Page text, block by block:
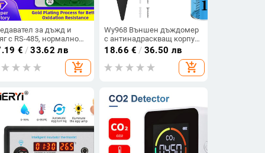
за дъжд и
с RS-485, нормално
превключвател,
нагряване,
изход, скоба
€ /33.62 лв
add_shopping_cart
Wy968 Външен дъждомер
с антинадраскващ корпус
и дизайн с тест-туба –
воден капацитет 7 ml,
тегло 230 g
18.66 € / 36.50 лв
add_shopping_cart